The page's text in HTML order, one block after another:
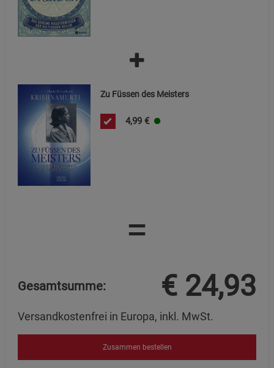
Zu Füssen des Meisters
4,99 €
=
Gesamtsumme: € 24,93
Versandkostenfrei in Europa, inkl. MwSt.
Zusammen bestellen